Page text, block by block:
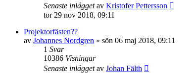
Senaste inläggetav Kristofer Pettersson
tor 29 nov 2018, 09:11
Projektorfästen??
av Johannes Nordgren » sön 06 maj 2018, 09:11
1 Svar
10386 Visningar
Senaste inläggetav Johan Fälth